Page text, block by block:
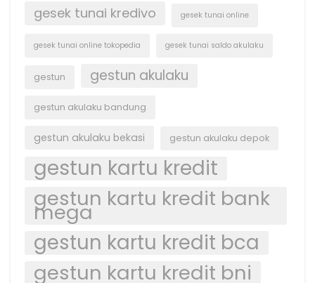
gesek tunai kredivo gesek tunai online
gesek tunai online tokopedia gesek tunai saldo akulaku
gestun gestun akulaku
gestun akulaku bandung
gestun akulaku bekasi gestun akulaku depok
gestun kartu kredit
gestun kartu kredit bank
mega
gestun kartu kredit bca
gestun kartu kredit bni